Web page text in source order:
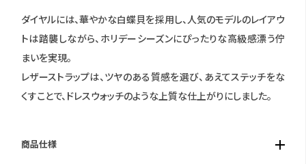
ダイヤルには、華やかな白蝶貝を採用し、人気のモデルのレイアウ
トは踏襲しながら、ホリデーシーズンにぴったりな高級感漂う佇
まいを実現。
レザーストラップは、ツヤのある質感を選び、あえてステッチをな
くすことで、ドレスウォッチのような上質な仕上がりにしました。
商品仕様